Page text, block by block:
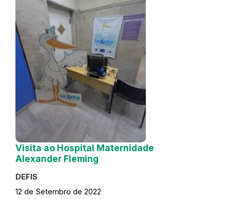
Visita ao Hospital Maternidade
Alexander Fleming
DEFIS
12 de Setembro de 2022